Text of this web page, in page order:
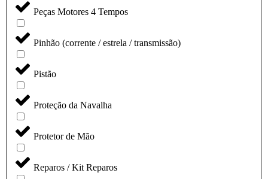
Peças Motores 4 Tempos
Pinhão (corrente / estrela / transmissão)
Pistão
Proteção da Navalha
Protetor de Mão
Reparos / Kit Reparos